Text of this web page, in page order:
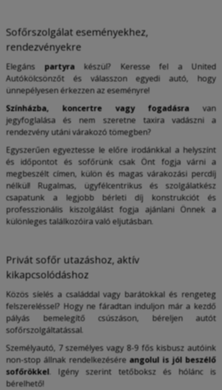
Sofőrszolgálat eseményekhez,
rendezvényekre
Elegáns partyrakészül? Keresse fel a United
Autókölcsönzőt és válasszon egyedi autó, hogy
ünnepélyesen érkezzen az eseményre!
Színházba, koncertre vagy fogadásra van
jegyfoglalása és nem szeretne taxira vadászni a
rendezvény utáni várakozó tömegben?
Egyszerűen egyeztesse le előre irodánkkal a helyszínt
és időpontot és sofőrünk csak Önt fogja várni a
megbeszélt címen, külön és magas várakozási percdíj
nélkül! Rugalmas, ügyfélcentrikus és szolgálatkész
csapatunk a legjobb bérleti díj konstrukciót és
professzionális kiszolgálást fogja ajánlani Önnek a
különleges találkozóira való eljutásban.
Privát sofőr utazáshoz, aktív
kikapcsolódáshoz
Közös síelés a családdal vagy barátokkal és rengeteg
felszereléssel? Hogy ne fáradtan induljon már a kezdő
pályás bemelegítő csúszáson, béreljen autót
sofőrszolgáltatással.
Személyautó, 7 személyes vagy 8-9 fős kisbusz autóink
non-stop állnak rendelkezésére angolul is jól beszélő
sofőrökkel. Igény szerint tetőboksz és hólánc is
bérelhető!